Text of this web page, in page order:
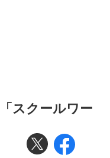
スクールワー